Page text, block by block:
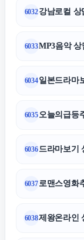
6032강남로컬 상
6033MP3음악 상
6034일본드라마
6035오늘의급등
6036드라마보기
6037로맨스영화
6038제왕온라인